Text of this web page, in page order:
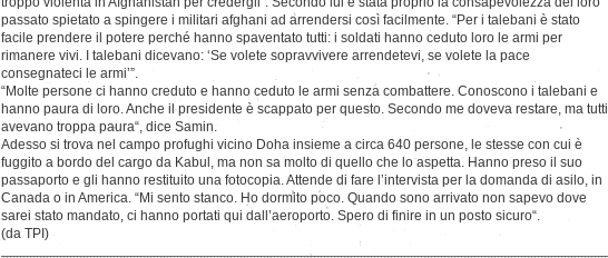
passato spietato a spingere i militari afghani ad arrendersi così facilmente. “Per i talebani è stato
facile prendere il potere perché hanno spaventato tutti: i soldati hanno ceduto loro le armi per
rimanere vivi. I talebani dicevano: ‘Se volete sopravvivere arrendetevi, se volete la pace
consegnateci le armi’”.
“Molte persone ci hanno creduto e hanno ceduto le armi senza combattere. Conoscono i talebani e
hanno paura di loro. Anche il presidente è scappato per questo. Secondo me doveva restare, ma tutti
avevano troppa paura“, dice Samin.
Adesso si trova nel campo profughi vicino Doha insieme a circa 640 persone, le stesse con cui è
fuggito a bordo del cargo da Kabul, ma non sa molto di quello che lo aspetta. Hanno preso il suo
passaporto e gli hanno restituito una fotocopia. Attende di fare l’intervista per la domanda di asilo, in
Canada o in America. “Mi sento stanco. Ho dormito poco. Quando sono arrivato non sapevo dove
sarei stato mandato, ci hanno portati qui dall’aeroporto. Spero di finire in un posto sicuro“.
(da TPI)